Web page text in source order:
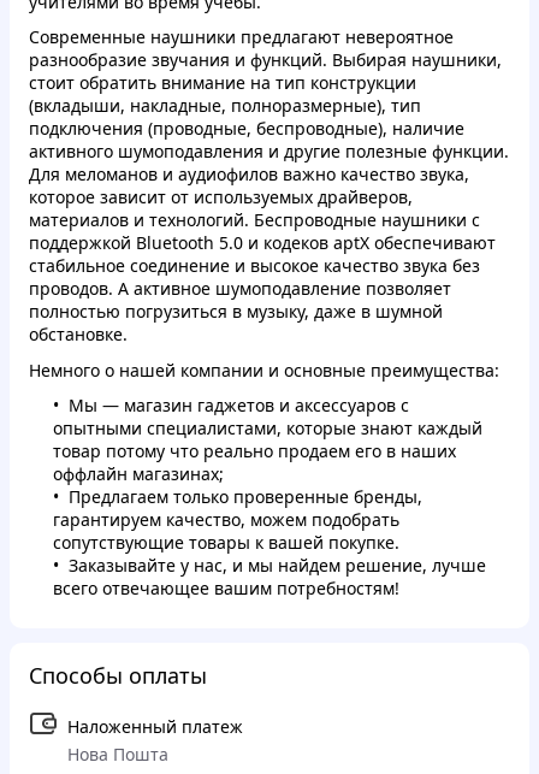
Современные наушники предлагают невероятное
разнообразие звучания и функций. Выбирая наушники,
стоит обратить внимание на тип конструкции
(вкладыши, накладные, полноразмерные), тип
подключения (проводные, беспроводные), наличие
активного шумоподавления и другие полезные функции.
Для меломанов и аудиофилов важно качество звука,
которое зависит от используемых драйверов,
материалов и технологий. Беспроводные наушники с
поддержкой Bluetooth 5.0 и кодеков aptX обеспечивают
стабильное соединение и высокое качество звука без
проводов. А активное шумоподавление позволяет
полностью погрузиться в музыку, даже в шумной
обстановке.
Немного о нашей компании и основные преимущества:
Мы — магазин гаджетов и аксессуаров с
опытными специалистами, которые знают каждый
товар потому что реально продаем его в наших
оффлайн магазинах;
Предлагаем только проверенные бренды,
гарантируем качество, можем подобрать
сопутствующие товары к вашей покупке.
Заказывайте у нас, и мы найдем решение, лучше
всего отвечающее вашим потребностям!
Способы оплаты
Наложенный платеж
Нова Пошта